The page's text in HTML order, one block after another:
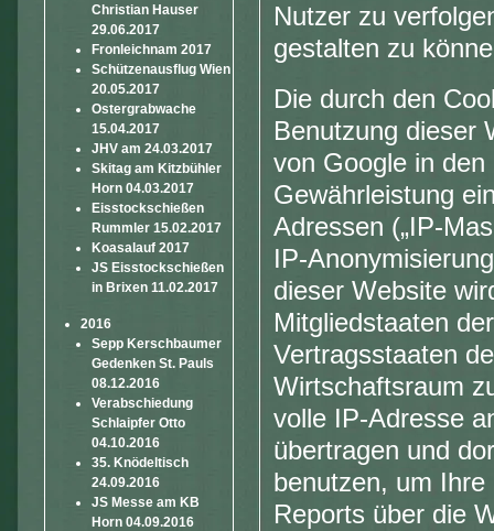
Christian Hauser
29.06.2017
Fronleichnam 2017
Schützenausflug Wien
20.05.2017
Ostergrabwache
15.04.2017
JHV am 24.03.2017
Skitag am Kitzbühler
Horn 04.03.2017
Eisstockschießen
Rummler 15.02.2017
Koasalauf 2017
JS Eisstockschießen
in Brixen 11.02.2017
2016
Sepp Kerschbaumer
Gedenken St. Pauls
08.12.2016
Verabschiedung
Schlaipfer Otto
04.10.2016
35. Knödeltisch
24.09.2016
JS Messe am KB
Horn 04.09.2016
Nutzer zu
gestalten zu
Die durch den
Benutzung dieser
von Google in
Gewährleistung
Adressen („IP-
IP-
dieser Website
Mitgliedstaaten
Vertragsstaaten
Wirtschaftsraum
volle IP-Adresse
übertragen und
benutzen, um
Reports über die